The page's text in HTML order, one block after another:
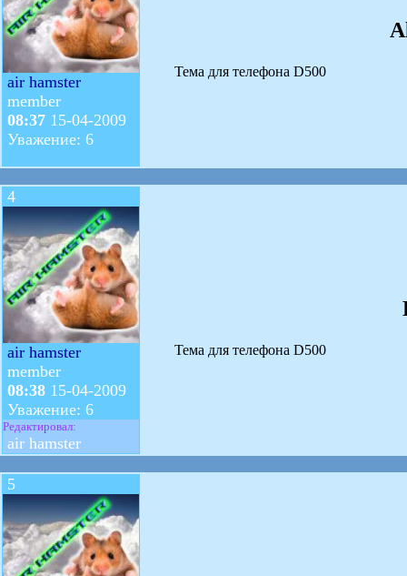
air hamster
member
08:37 15-04-2009
Уважение: 6
Тема для телефона D500
4
air hamster
member
08:38 15-04-2009
Уважение: 6
Редактировал:
air hamster
Тема для телефона D500
5